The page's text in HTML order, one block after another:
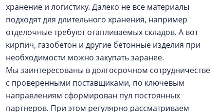
хранение и логистику. Далеко не все материалы
подходят для длительного хранения, например
отделочные требуют отапливаемых складов. А вот
кирпич, газобетон и другие бетонные изделия при
необходимости можно закупать заранее.
Мы заинтересованы в долгосрочном сотрудничестве
с проверенными поставщиками, по ключевым
направлениям сформирован пул постоянных
партнеров. При этом регулярно рассматриваем